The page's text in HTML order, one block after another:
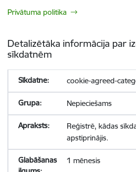
Privātuma politika
Detalizētāka informācija par
sīkdatnēm
cookie-agreed-
Nepieciešams
Reģistrē, kādas
apstiprinājis.
1 mēnesis